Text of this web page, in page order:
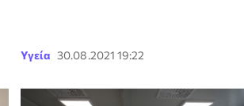
Υγεία 30.08.2021 19:22